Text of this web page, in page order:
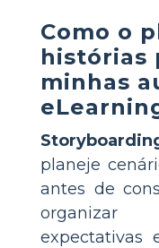
Como o
histórias
minhas
planeje
antes de
organizar
expectativas